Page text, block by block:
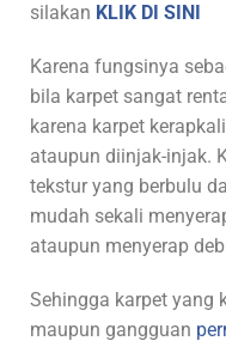
silakan KLIK DI SINI
Karena fungsinya
bila karpet sangat
karena karpet
ataupun diinjak-injak.
tekstur yang berbulu
mudah sekali
ataupun menyerap
Sehingga karpet yang
maupun gangguan